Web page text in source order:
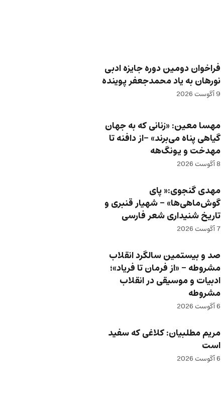
فراخوان دومین دوره جایزه ادبی
نورهان به یاد محمدجعفر پوینده
9 آگوست 2026
مهسا معین: «زنانی که به جهان
گیاهی پناه می‌برند» -از دافنه تا
مهدخت و یونگ‌هه
8 آگوست 2026
مهدی گنجوی:« پای
گوش‌ماهی‌ها» – شهیار قنبری و
تاریخ شنیداری شعر فارسی
7 آگوست 2026
صد و بیستمین سالگرد انقلاب
مشروطه – «از فرمان تا فریاد»؛
ادبیات و موسیقی در انقلاب
مشروطه
6 آگوست 2026
مریم مطلبیان: کلاغی که سفید
است
6 آگوست 2026